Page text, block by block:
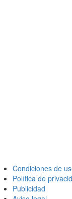
Condiciones de
Política de
Publicidad